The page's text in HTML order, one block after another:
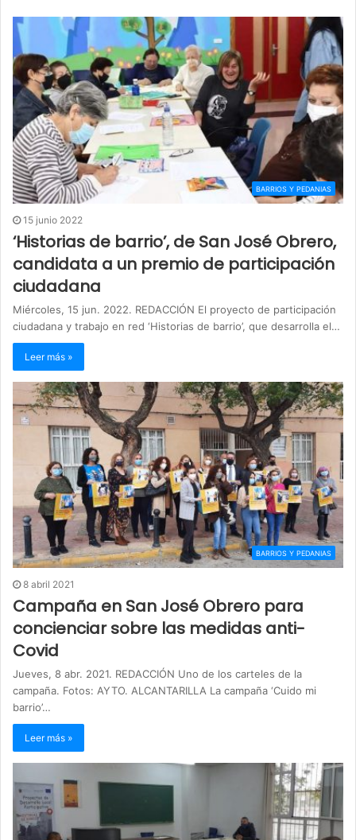
BARRIOS Y PEDANIAS
15 junio 2022
‘Historias de barrio’, de San José Obrero,
candidata a un premio de participación
ciudadana
Miércoles, 15 jun. 2022. REDACCIÓN El proyecto de participación
ciudadana y trabajo en red ‘Historias de barrio’, que desarrolla el…
Leer más »
BARRIOS Y PEDANIAS
8 abril 2021
Campaña en San José Obrero para
concienciar sobre las medidas anti-
Covid
Jueves, 8 abr. 2021. REDACCIÓN Uno de los carteles de la
campaña. Fotos: AYTO. ALCANTARILLA La campaña ‘Cuido mi
barrio’…
Leer más »